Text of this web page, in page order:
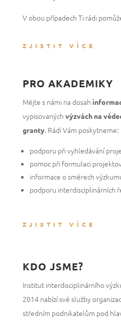
V obou případech Ti rádi
ZJISTIT VÍCE
PRO AKADEMIKY
Mějte s námi na dosah
vypisovaných výzvách na
granty. Rádi Vám poskytneme:
podporu při vyhledávání
pomoc při formulaci
informace o směrech
podporu interdisciplinárních
ZJISTIT VÍCE
KDO JSME?
Institut interdisciplinárního
2014 nabízí své služby
středním podnikatelům pod